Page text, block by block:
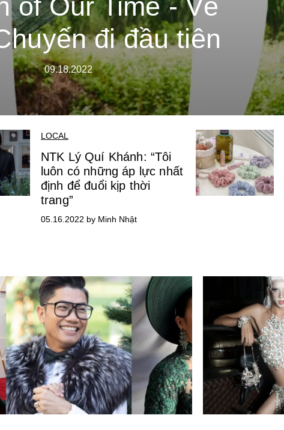
of Our Time - Về
đi đầu tiên
09.18.2022
LOCAL
NTK Lý Quí Khánh: “Tôi
luôn có những áp lực nhất
định để đuổi kịp thời
trang”
05.16.2022 by Minh Nhật